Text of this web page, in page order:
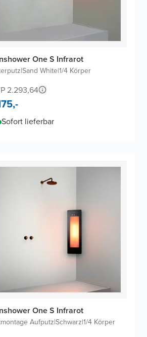
One S Infrarot
|Sand White|1/4 Körper
2.293,64
Sofort lieferbar
One S Infrarot
Aufputz|Schwarz|1/4 Körper